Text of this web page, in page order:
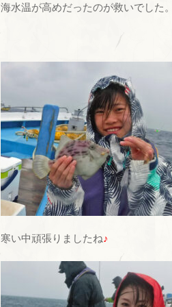
海水温が高めだったのが救いでした
寒い中頑張りましたね♪